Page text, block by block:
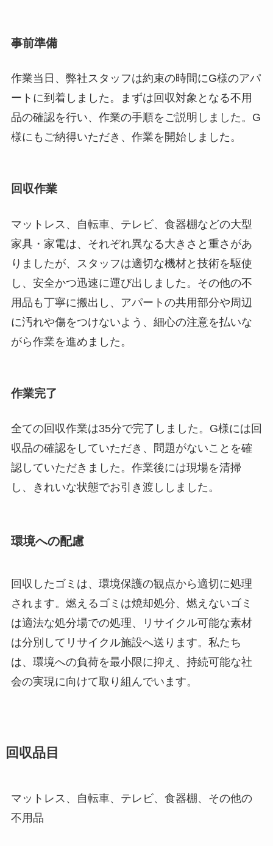
事前準備
作業当日、弊社スタッフは約束の時間にG様のアパ
ートに到着しました。まずは回収対象となる不用
品の確認を行い、作業の手順をご説明しました。G
様にもご納得いただき、作業を開始しました。
回収作業
マットレス、自転車、テレビ、食器棚などの大型
家具・家電は、それぞれ異なる大きさと重さがあ
りましたが、スタッフは適切な機材と技術を駆使
し、安全かつ迅速に運び出しました。その他の不
用品も丁寧に搬出し、アパートの共用部分や周辺
に汚れや傷をつけないよう、細心の注意を払いな
がら作業を進めました。
作業完了
全ての回収作業は35分で完了しました。G様には回
収品の確認をしていただき、問題がないことを確
認していただきました。作業後には現場を清掃
し、きれいな状態でお引き渡ししました。
環境への配慮
回収したゴミは、環境保護の観点から適切に処理
されます。燃えるゴミは焼却処分、燃えないゴミ
は適法な処分場での処理、リサイクル可能な素材
は分別してリサイクル施設へ送ります。私たち
は、環境への負荷を最小限に抑え、持続可能な社
会の実現に向けて取り組んでいます。
回収品目
マットレス、自転車、テレビ、食器棚、その他の
不用品